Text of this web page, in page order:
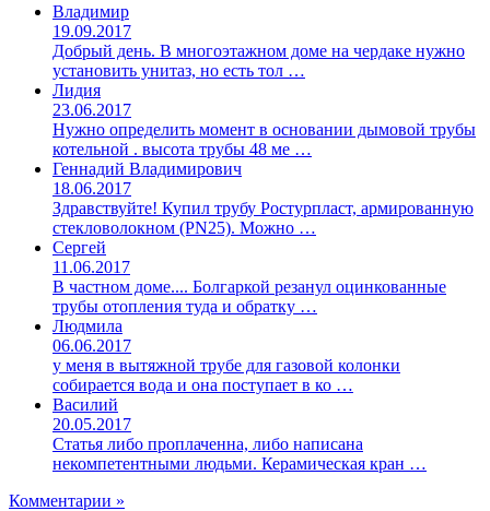
Владимир
19.09.2017
Добрый день. В многоэтажном доме на чердаке нужно
установить унитаз, но есть тол …
Лидия
23.06.2017
Нужно определить момент в основании дымовой трубы
котельной . высота трубы 48 ме …
Геннадий Владимирович
18.06.2017
Здравствуйте! Купил трубу Ростурпласт, армированную
стекловолокном (PN25). Можно …
Сергей
11.06.2017
В частном доме.... Болгаркой резанул оцинкованные
трубы отопления туда и обратку …
Людмила
06.06.2017
у меня в вытяжной трубе для газовой колонки
собирается вода и она поступает в ко …
Василий
20.05.2017
Статья либо проплаченна, либо написана
некомпетентными людьми. Керамическая кран …
Комментарии »